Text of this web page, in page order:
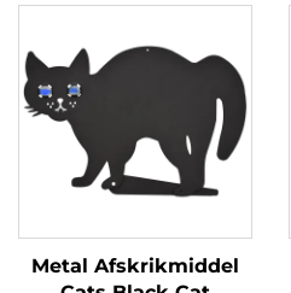
Metal Afskrikmiddel